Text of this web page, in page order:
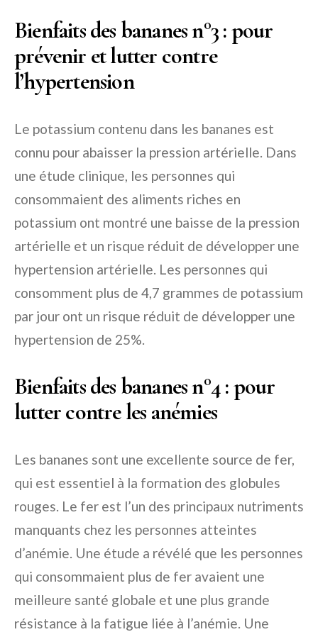
Bienfaits des bananes n°3 : pour
prévenir et lutter contre
l’hypertension
Le potassium contenu dans les bananes est
connu pour abaisser la pression artérielle. Dans
une étude clinique, les personnes qui
consommaient des aliments riches en
potassium ont montré une baisse de la pression
artérielle et un risque réduit de développer une
hypertension artérielle. Les personnes qui
consomment plus de 4,7 grammes de potassium
par jour ont un risque réduit de développer une
hypertension de 25%.
Bienfaits des bananes n°4 : pour
lutter contre les anémies
Les bananes sont une excellente source de fer,
qui est essentiel à la formation des globules
rouges. Le fer est l’un des principaux nutriments
manquants chez les personnes atteintes
d’anémie. Une étude a révélé que les personnes
qui consommaient plus de fer avaient une
meilleure santé globale et une plus grande
résistance à la fatigue liée à l’anémie. Une